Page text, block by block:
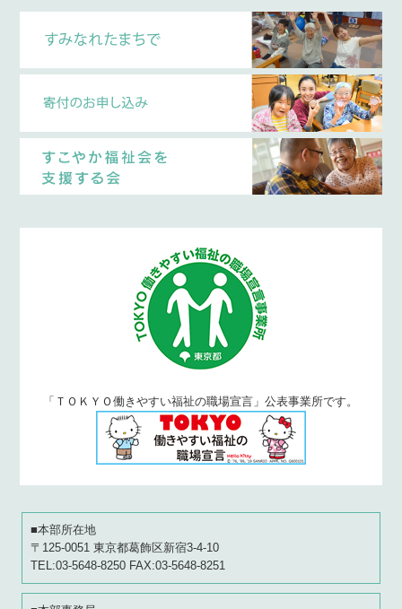
「ＴＯＫＹＯ働きやすい福祉の職場宣言」公表事業所です。
■本部所在地
〒125-0051 東京都葛飾区新宿3-4-10
TEL:03-5648-8250 FAX:03-5648-8251